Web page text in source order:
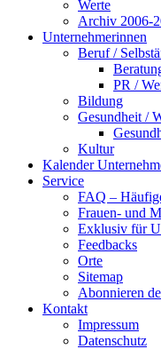
Werte
Archiv 2006-
Unternehmerinnen
Beruf /
PR /
Bildung
Gesundheit /
Kultur
Kalender
Service
FAQ –
Frauen- und
Exklusiv für
Feedbacks
Orte
Sitemap
Abonnieren
Kontakt
Impressum
Datenschutz